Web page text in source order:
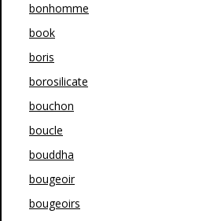
bonhomme
book
boris
borosilicate
bouchon
boucle
bouddha
bougeoir
bougeoirs